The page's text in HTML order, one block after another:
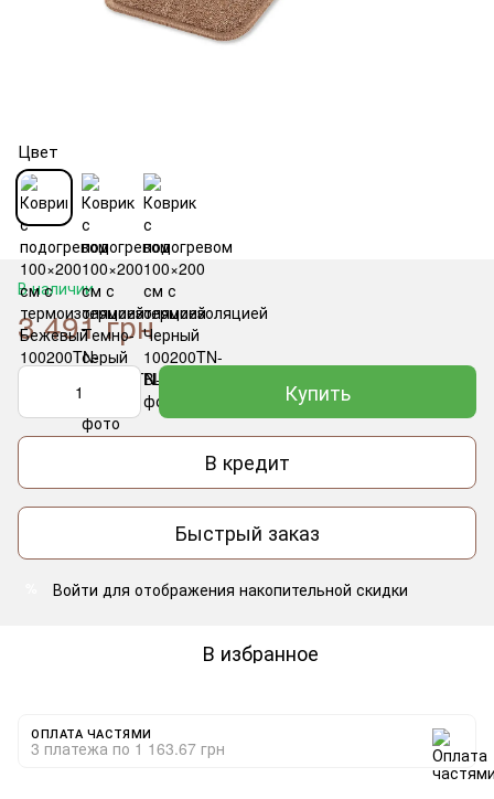
Цвет
В наличии
3 491 грн
Купить
В кредит
Быстрый заказ
Войти для отображения накопительной скидки
В избранное
ОПЛАТА ЧАСТЯМИ
3 платежа по 1 163.67 грн